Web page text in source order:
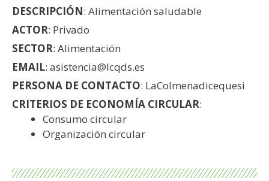
DESCRIPCIÓN: Alimentación saludable
ACTOR: Privado
SECTOR: Alimentación
EMAIL: asistencia@lcqds.es
PERSONA DE CONTACTO: LaColmenadicequesi
CRITERIOS DE ECONOMÍA CIRCULAR:
Consumo circular
Organización circular